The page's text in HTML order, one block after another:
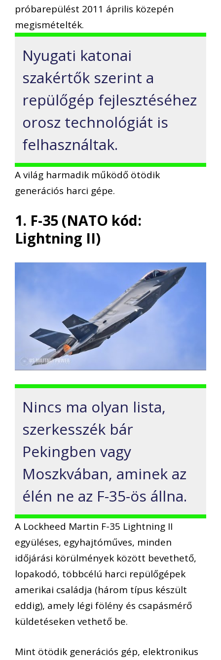
próbarepülést 2011 április közepén
megismételték.
Nyugati katonai
szakértők szerint a
repülőgép fejlesztéséhez
orosz technológiát is
felhasználtak.
A világ harmadik működő ötödik
generációs harci gépe.
1. F-35 (NATO kód:
Lightning II)
Nincs ma olyan lista,
szerkesszék bár
Pekingben vagy
Moszkvában, aminek az
élén ne az F-35-ös állna.
A Lockheed Martin F-35 Lightning II
együléses, egyhajtóműves, minden
időjárási körülmények között bevethető,
lopakodó, többcélú harci repülőgépek
amerikai családja (három típus készült
eddig), amely légi fölény és csapásmérő
küldetéseken vethető be.
Mint ötödik generációs gép, elektronikus